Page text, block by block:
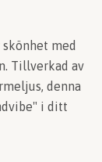
med
Tillverkad av
denna
i ditt